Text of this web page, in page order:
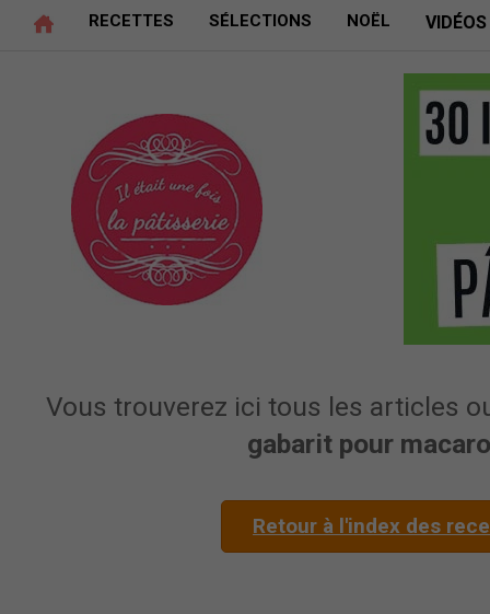
RECETTES SÉLECTIONS NOËL VIDÉOS
Vous trouverez ici tous les articles
gabarit pour
Retour à l'index des